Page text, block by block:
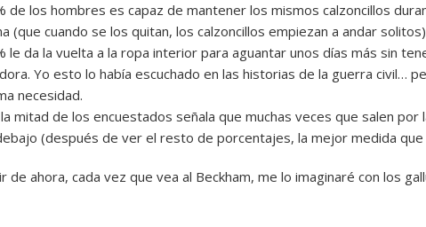
de los hombres es capaz de mantener los mismos calzoncillos
(que cuando se los quitan, los calzoncillos empiezan a andar
le da la vuelta a la ropa interior para aguantar unos días más sin
Yo esto lo había escuchado en las historias de la guerra civil…
necesidad.
la mitad de los encuestados señala que muchas veces que salen por
(después de ver el resto de porcentajes, la mejor medida
de ahora, cada vez que vea al Beckham, me lo imaginaré con los